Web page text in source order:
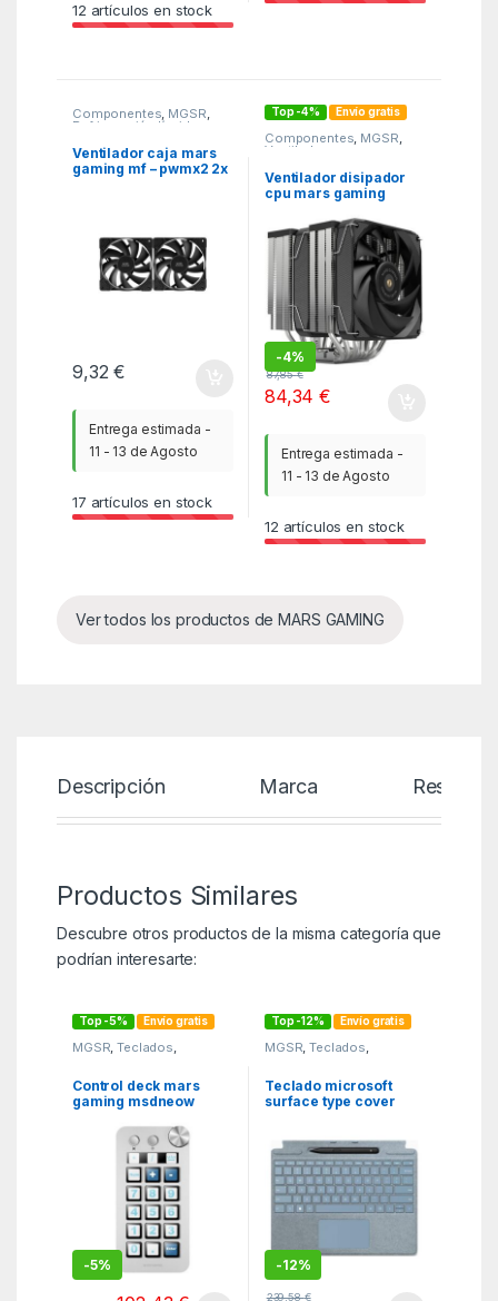
12 artículos en stock
Componentes, MGSR,
Refrigeración líquida
Ventilador caja mars
gaming mf – pwmx2 2x
9,32€
Entrega estimada -
11 - 13 de Agosto
17 artículos en stock
Top -4% Envío gratis
Componentes, MGSR,
Ventiladores cpu
Ventilador disipador
cpu mars gaming
negro
-4%
87,85€
84,34€
Entrega estimada -
11 - 13 de Agosto
12 artículos en stock
Ver todos los productos de MARS GAMING
Descripción Marca Reseñas
Productos Similares
Descubre otros productos de la misma categoría que
podrían interesarte:
Top -5% Envío gratis
MGSR ,Teclados
Teclados
Control deck mars
gaming msdneow
-5%
Top -12% Envío gratis
MGSR ,Teclados
Teclados
Teclado microsoft
surface type cover
-12%
239,58€